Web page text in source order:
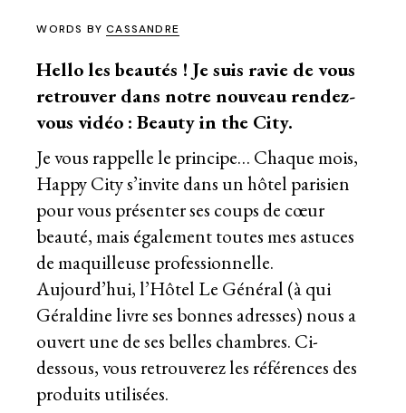
WORDS BYCASSANDRE
Hello les beautés ! Je suis ravie de vous
retrouver dans notre nouveau rendez-
vous vidéo :Beauty in the City.
Je vous rappelle le principe… Chaque mois,
Happy City s’invite dans un hôtel parisien
pour vous présenter ses coups de cœur
beauté, mais également toutes mes astuces
de maquilleuse professionnelle.
Aujourd’hui, l’Hôtel Le Général (à qui
Géraldine livre ses bonnes adresses) nous a
ouvert une de ses belles chambres. Ci-
dessous, vous retrouverez les références des
produits utilisées.